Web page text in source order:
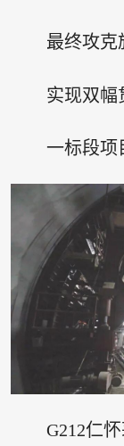
最终攻克
实现双幅
一标段项
G212仁